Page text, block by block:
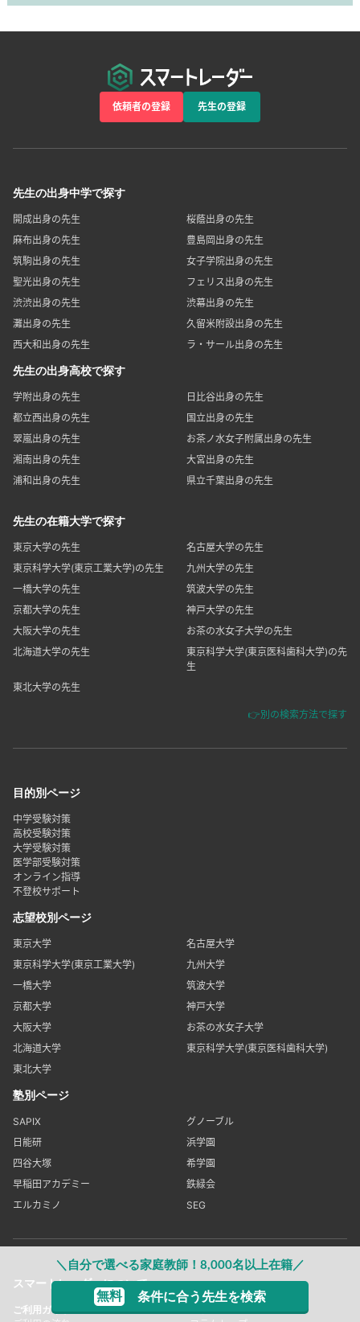
＼自分で選べる家庭教師！8,000名以上在籍／
無料 条件に合う先生を検索
依頼者の登録 先生の登録
先生の出身中学で探す
開成出身の先生
桜蔭出身の先生
麻布出身の先生
豊島岡出身の先生
筑駒出身の先生
女子学院出身の先生
聖光出身の先生
フェリス出身の先生
渋渋出身の先生
渋幕出身の先生
灘出身の先生
久留米附設出身の先生
西大和出身の先生
ラ・サール出身の先生
先生の出身高校で探す
学附出身の先生
日比谷出身の先生
都立西出身の先生
国立出身の先生
翠嵐出身の先生
お茶ノ水女子附属出身の先生
湘南出身の先生
大宮出身の先生
浦和出身の先生
県立千葉出身の先生
先生の在籍大学で探す
東京大学の先生
名古屋大学の先生
東京科学大学(東京工業大学)の先生
九州大学の先生
一橋大学の先生
筑波大学の先生
京都大学の先生
神戸大学の先生
大阪大学の先生
お茶の水女子大学の先生
北海道大学の先生
東京科学大学(東京医科歯科大学)の先
生
東北大学の先生
👉別の検索方法で探す
目的別ページ
中学受験対策
高校受験対策
大学受験対策
医学部受験対策
オンライン指導
不登校サポート
志望校別ページ
東京大学
名古屋大学
東京科学大学(東京工業大学)
九州大学
一橋大学
筑波大学
京都大学
神戸大学
大阪大学
お茶の水女子大学
北海道大学
東京科学大学(東京医科歯科大学)
東北大学
塾別ページ
SAPIX
グノーブル
日能研
浜学園
四谷大塚
希学園
早稲田アカデミー
鉄緑会
エルカミノ
SEG
スマートレーダーについて
ご利用ガイド